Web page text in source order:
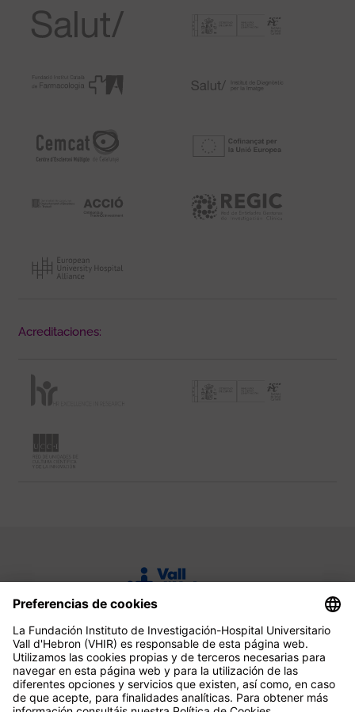
Acreditaciones: